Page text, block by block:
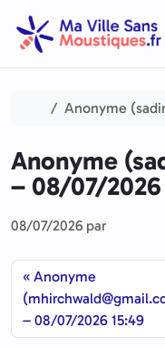
Accueil
Anonyme
Anonyme
– 08/07/2026
08/07/2026 par
Anonyme
– 08/07/2026 15:49